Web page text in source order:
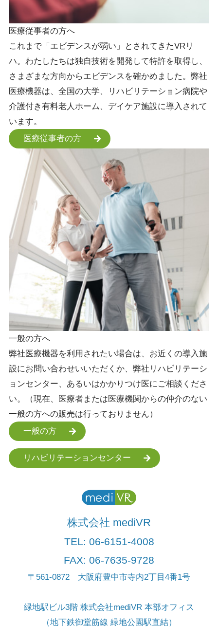
医療従事者の方へ
これまで「エビデンスが弱い」とされてきたVRリ
ハ。わたしたちは独自技術を開発して特許を取得し、
さまざまな方向からエビデンスを確かめました。弊社
医療機器は、全国の大学、リハビリテーション病院や
介護付き有料老人ホーム、デイケア施設に導入されて
います。
医療従事者の方
一般の方へ
弊社医療機器を利用されたい場合は、お近くの導入施
設にお問い合わせいいただくか、弊社リハビリテーシ
ョンセンター、あるいはかかりつけ医にご相談くださ
い。（現在、医療者または医療機関からの仲介のない
一般の方への販売は行っておりません）
一般の方
リハビリテーションセンター
株式会社 mediVR
TEL: 06-6151-4008
FAX: 06-7635-9728
〒561-0872 大阪府豊中市寺内2丁目4番1号
緑地駅ビル3階 株式会社mediVR 本部オフィス
（地下鉄御堂筋線 緑地公園駅直結）